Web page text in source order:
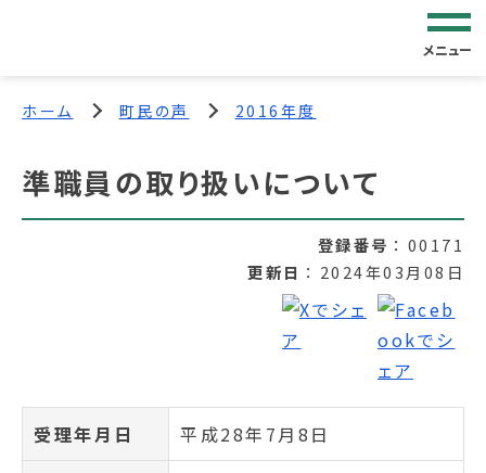
メニュー
ホーム 町民の声 2016年度
準職員の取り扱いについて
登録番号
00171
更新日
2024年03月08日
受理年月日 平成28年7月8日